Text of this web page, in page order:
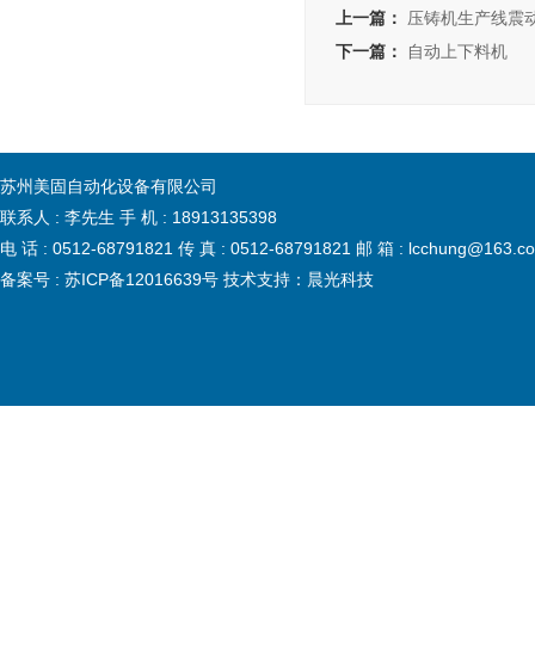
上一篇：
压铸机生产线震
下一篇：
自动上下料机
苏州美固自动化设备有限公司
联系人 : 李先生 手 机 : 18913135398
电 话 : 0512-68791821 传 真 : 0512-68791821 邮 箱 :
备案号 : 苏ICP备12016639号 技术支持： 晨光科技